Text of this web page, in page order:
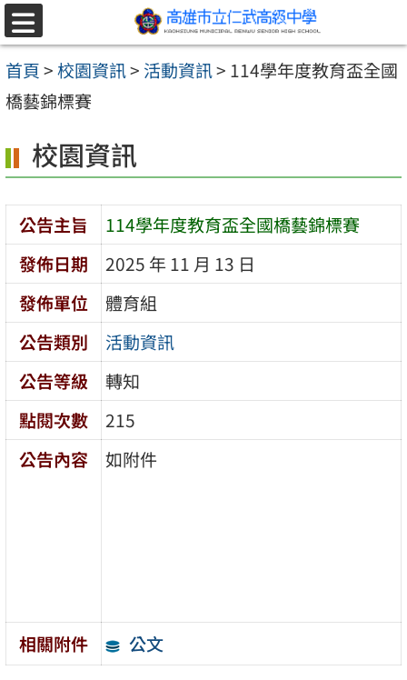
跳至主要內容區
選
單
首頁>校園資訊> 活動資訊> 114學年度教育盃全國
橋藝錦標賽
校園資訊
公告主旨
114學年度教育盃全國橋藝錦標賽
發佈日期
2025 年 11 月 13 日
發佈單位
體育組
公告類別
活動資訊
公告等級
轉知
點閱次數
215
公告內容
如附件
相關附件 公文